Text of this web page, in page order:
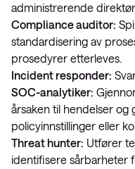
administrerende
Compliance auditor:
standardisering av
prosedyrer etterleves.
Incident responder:
SOC-analytiker:
årsaken til hendelser og
policyinnstillinger eller
Threat hunter: Utfører
identifisere sårbarheter